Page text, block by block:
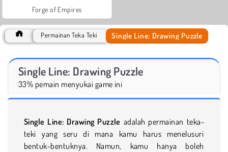
Forge of Empires
Permainan Teka Teki Single Line: Drawing Puzzle
Single Line: Drawing Puzzle
33% pemain menyukai game ini
Single Line: Drawing Puzzle adalah permainan teka-
teki yang seru di mana kamu harus menelusuri
bentuk-bentuknya. Namun, kamu hanya boleh